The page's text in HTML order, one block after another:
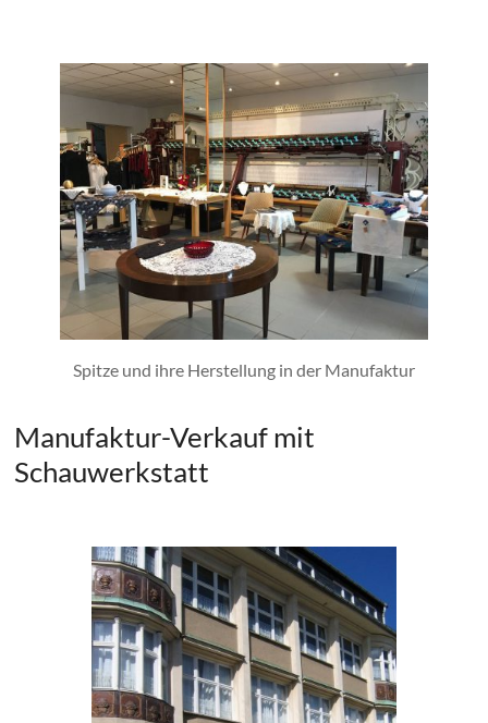
Spitze und ihre Herstellung in der Manufaktur
Manufaktur-Verkauf mit
Schauwerkstatt